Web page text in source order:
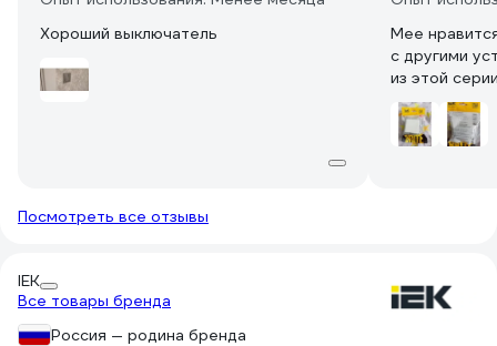
Хороший выключатель
Мее
с другими
из этой
Посмотреть все отзывы
IEK
Все товары бренда
Россия — родина бренда